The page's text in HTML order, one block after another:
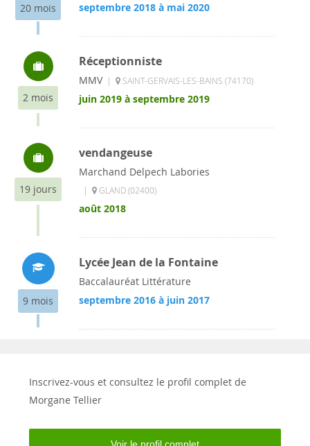
20 mois
septembre 2018 à mai 2020
2 mois
Réceptionniste
MMV| SAINT-GERVAIS-LES-BAINS (74170)
juin 2019 à septembre 2019
19 jours
vendangeuse
Marchand Delpech Labories
| GLAND (02400)
août 2018
9 mois
Lycée Jean de la Fontaine
Baccalauréat Littérature
septembre 2016 à juin 2017
Inscrivez-vous et consultez le profil complet de
Morgane Tellier